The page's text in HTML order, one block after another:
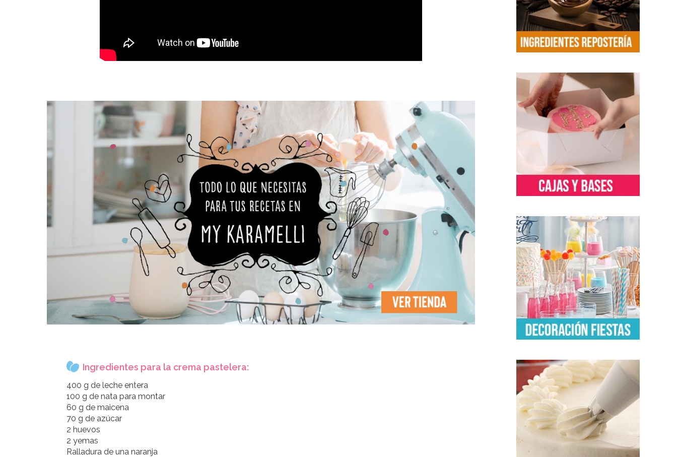
Ingredientes para la crema pastelera:
400 g de leche entera
100 g de nata para montar
60 g de maicena
70 g de azúcar
2 huevos
2 yemas
Ralladura de una naranja